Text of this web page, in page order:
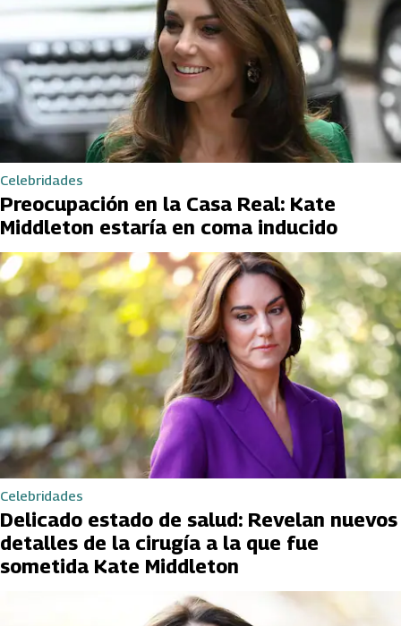
Celebridades
Preocupación en la Casa Real: Kate
Middleton estaría en coma inducido
Celebridades
Delicado estado de salud: Revelan nuevos
detalles de la cirugía a la que fue
sometida Kate Middleton